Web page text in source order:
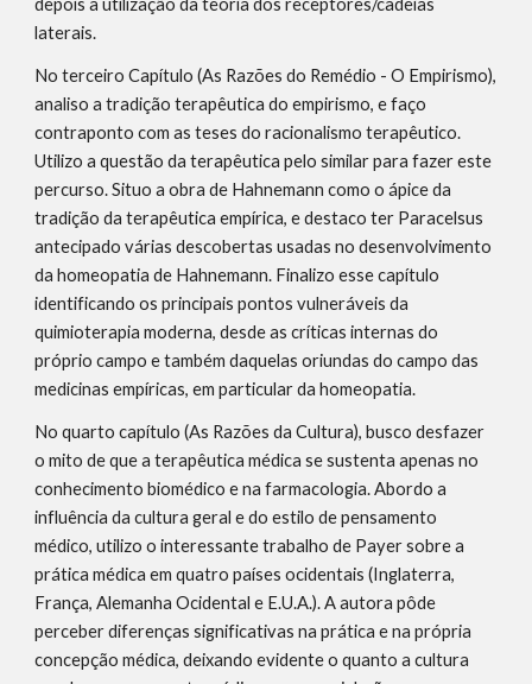
depois a utilização da teoria dos receptores/cadeias
laterais.
No terceiro Capítulo (As Razões do Remédio - O Empirismo),
analiso a tradição terapêutica do empirismo, e faço
contraponto com as teses do racionalismo terapêutico.
Utilizo a questão da terapêutica pelo similar para fazer este
percurso. Situo a obra de Hahnemann como o ápice da
tradição da terapêutica empírica, e destaco ter Paracelsus
antecipado várias descobertas usadas no desenvolvimento
da homeopatia de Hahnemann. Finalizo esse capítulo
identificando os principais pontos vulneráveis da
quimioterapia moderna, desde as críticas internas do
próprio campo e também daquelas oriundas do campo das
medicinas empíricas, em particular da homeopatia.
No quarto capítulo (As Razões da Cultura), busco desfazer
o mito de que a terapêutica médica se sustenta apenas no
conhecimento biomédico e na farmacologia. Abordo a
influência da cultura geral e do estilo de pensamento
médico, utilizo o interessante trabalho de Payer sobre a
prática médica em quatro países ocidentais (Inglaterra,
França, Alemanha Ocidental e E.U.A.). A autora pôde
perceber diferenças significativas na prática e na própria
concepção médica, deixando evidente o quanto a cultura